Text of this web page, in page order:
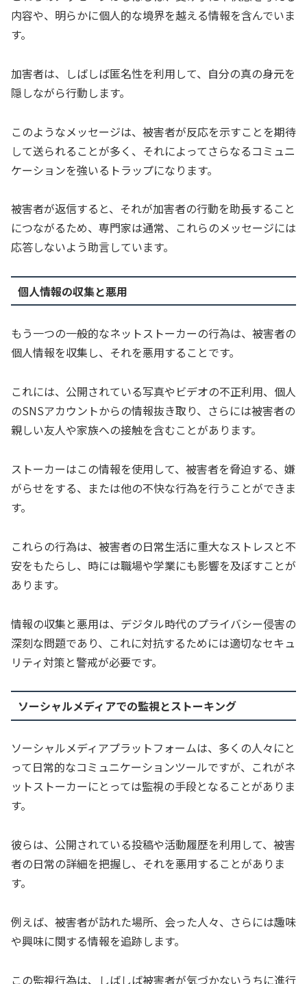
内容や、明らかに個人的な境界を越える情報を含んでいま
す。
加害者は、しばしば匿名性を利用して、自分の真の身元を
隠しながら行動します。
このようなメッセージは、被害者が反応を示すことを期待
して送られることが多く、それによってさらなるコミュニ
ケーションを強いるトラップになります。
被害者が返信すると、それが加害者の行動を助長すること
につながるため、専門家は通常、これらのメッセージには
応答しないよう助言しています。
個人情報の収集と悪用
もう一つの一般的なネットストーカーの行為は、被害者の
個人情報を収集し、それを悪用することです。
これには、公開されている写真やビデオの不正利用、個人
のSNSアカウントからの情報抜き取り、さらには被害者の
親しい友人や家族への接触を含むことがあります。
ストーカーはこの情報を使用して、被害者を脅迫する、嫌
がらせをする、または他の不快な行為を行うことができま
す。
これらの行為は、被害者の日常生活に重大なストレスと不
安をもたらし、時には職場や学業にも影響を及ぼすことが
あります。
情報の収集と悪用は、デジタル時代のプライバシー侵害の
深刻な問題であり、これに対抗するためには適切なセキュ
リティ対策と警戒が必要です。
ソーシャルメディアでの監視とストーキング
ソーシャルメディアプラットフォームは、多くの人々にと
って日常的なコミュニケーションツールですが、これがネ
ットストーカーにとっては監視の手段となることがありま
す。
彼らは、公開されている投稿や活動履歴を利用して、被害
者の日常の詳細を把握し、それを悪用することがありま
す。
例えば、被害者が訪れた場所、会った人々、さらには趣味
や興味に関する情報を追跡します。
この監視行為は、しばしば被害者が気づかないうちに進行